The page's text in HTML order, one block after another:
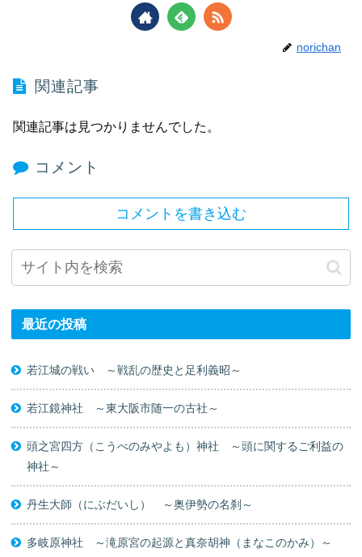
norichan
関連記事
関連記事は見つかりませんでした。
コメント
コメントを書き込む
最近の投稿
若江城の戦い ～戦乱の歴史と足利義昭～
若江鏡神社 ～東大阪市随一の古社～
頭之宮四方（こうべのみやよも）神社 ～頭に関するご利益の
神社～
丹生大師（にぶだいし） ～奥伊勢の名刹～
多岐原神社 ～滝原宮の起源と真奈胡神（まなこのかみ）～